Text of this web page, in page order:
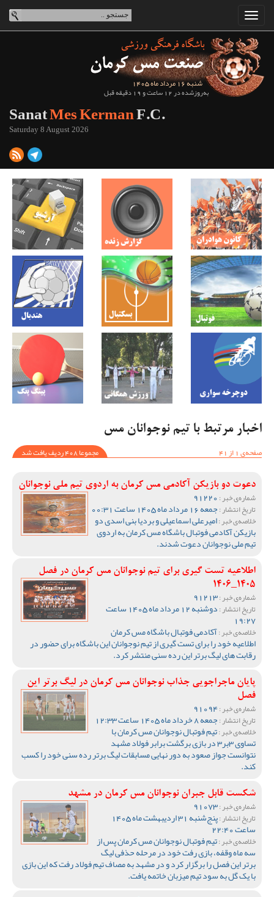
شنبه 16 مرداد ماه 1405
به‌روزشده در 12 ساعت و 19 دقیقه قبل
SanatMes KermanF.C.
Saturday 8 August 2026
اخبار مرتبط با تیم نوجوانان مس
صفحه‌ی 1 از 41
مجموعا 408 ردیف یافت شد
دعوت دو بازیکن آکادمی مس کرمان به اردوی تیم ملی نوجوانان
شماره‌ی خبر :
تاریخ انتشار :جمعه 16 مرداد ماه 1405 ساعت 00:31
خلاصه‌ی خبر :امیرعلی اسماعیلی و بردیا بنی اسدی دو
بازیکن آکادمی فوتبال باشگاه مس کرمان به اردوی
تیم ملی نوجوانان دعوت شدند.
اطلاعیه تست گیری برای تیم نوجوانان مس کرمان در فصل
1405_1406
شماره‌ی خبر :
تاریخ انتشار : دوشنبه 12 مرداد ماه 1405 ساعت
19:27
خلاصه‌ی خبر :آکادمی فوتبال باشگاه مس کرمان
اطلاعیه خود را برای تست گیری از تیم نوجوانان این باشگاه برای حضور در
رقابت های لیگ برتر این رده سنی منتشر کرد.
پایان ماجراجویی جذاب نوجوانان مس کرمان در لیگ برتر این
فصل
شماره‌ی خبر :
تاریخ انتشار :جمعه 8 خرداد ماه 1405 ساعت 12:33
خلاصه‌ی خبر :تیم فوتبال نوجوانان مس کرمان با
تساوی 3بر3 در بازی برگشت برابر فولاد مشهد
نتوانست جواز صعود به دور نهایی مسابقات لیگ برتر رده سنی خود را کسب
کند.
شکست قابل جبران نوجوانان مس کرمان در مشهد
شماره‌ی خبر :
تاریخ انتشار : پنج‌شنبه 31 اردیبهشت ماه 1405
ساعت 22:40
خلاصه‌ی خبر :تیم فوتبال نوجوانان مس کرمان پس از
سه ماه وقفه، بازی رفت خود در مرحله حذفی لیگ
برتر این فصل را برگزار کرد و در مشهد به مصاف تیم فولاد رفت که این بازی
با یک گل به سود تیم میزبان خاتمه یافت.